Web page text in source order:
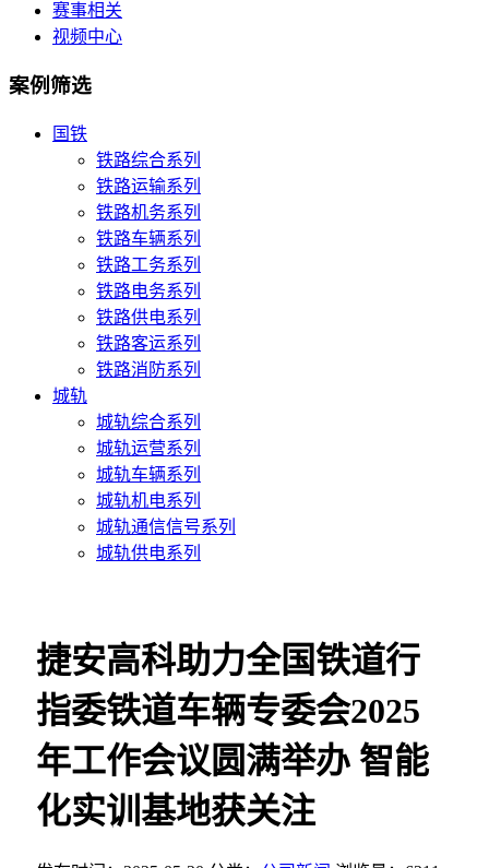
赛事相关
视频中心
案例筛选
国铁
铁路综合系列
铁路运输系列
铁路机务系列
铁路车辆系列
铁路工务系列
铁路电务系列
铁路供电系列
铁路客运系列
铁路消防系列
城轨
城轨综合系列
城轨运营系列
城轨车辆系列
城轨机电系列
城轨通信信号系列
城轨供电系列
捷安高科助力全国铁道行
指委铁道车辆专委会2025
年工作会议圆满举办 智能
化实训基地获关注